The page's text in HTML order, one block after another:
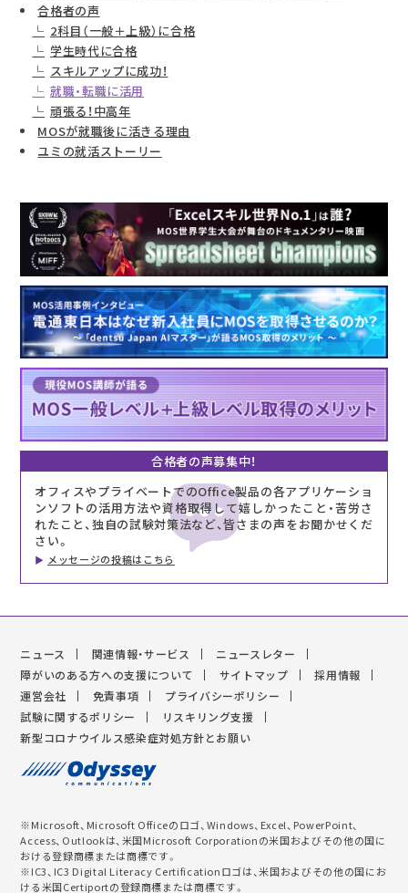
合格者の声
2科目（一般＋上級）に合格
学生時代に合格
スキルアップに成功！
就職・転職に活用
頑張る！中高年
MOSが就職後に活きる理由
ユミの就活ストーリー
合格者の声募集中！
オフィスやプライベートでのOffice製品の各アプリケーショ
ンソフトの活用方法や資格取得して嬉しかったこと・苦労さ
れたこと、独自の試験対策法など、皆さまの声をお聞かせくだ
さい。
メッセージの投稿はこちら
ニュース 関連情報・サービス
ニュースレター
障がいのある方への支援について
サイトマップ
採用情報
運営会社
免責事項
プライバシーポリシー
試験に関するポリシー
リスキリング支援
新型コロナウイルス感染症対処方針とお願い
※Microsoft、Microsoft Officeのロゴ、Windows、Excel、PowerPoint、
Access、Outlookは、米国Microsoft Corporationの米国およびその他の国に
おける登録商標または商標です。
※IC3、IC3 Digital Literacy Certificationロゴは、米国およびその他の国にお
ける米国Certiportの登録商標または商標です。